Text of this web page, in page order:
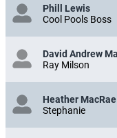
Phill Lewis
Cool Pools Boss
David Andrew
Ray Milson
Heather MacRae
Stephanie